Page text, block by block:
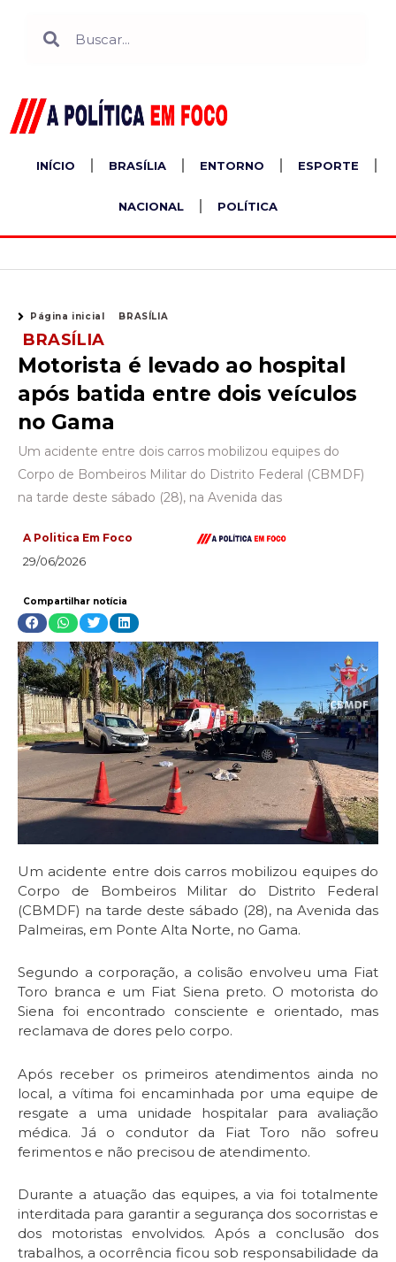
INÍCIO BRASÍLIA ENTORNO ESPORTE
NACIONAL POLÍTICA
Página inicial BRASÍLIA
BRASÍLIA
Motorista é levado ao hospital
após batida entre dois veículos
no Gama
Um acidente entre dois carros mobilizou equipes do
Corpo de Bombeiros Militar do Distrito Federal (CBMDF)
na tarde deste sábado (28), na Avenida das
A Politica Em Foco
29/06/2026
Compartilhar notícia
Um acidente entre dois carros mobilizou equipes do
Corpo de Bombeiros Militar do Distrito Federal
(CBMDF) na tarde deste sábado (28), na Avenida das
Palmeiras, em Ponte Alta Norte, no Gama.
Segundo a corporação, a colisão envolveu uma Fiat
Toro branca e um Fiat Siena preto. O motorista do
Siena foi encontrado consciente e orientado, mas
reclamava de dores pelo corpo.
Após receber os primeiros atendimentos ainda no
local, a vítima foi encaminhada por uma equipe de
resgate a uma unidade hospitalar para avaliação
médica. Já o condutor da Fiat Toro não sofreu
ferimentos e não precisou de atendimento.
Durante a atuação das equipes, a via foi totalmente
interditada para garantir a segurança dos socorristas e
dos motoristas envolvidos. Após a conclusão dos
trabalhos, a ocorrência ficou sob responsabilidade da